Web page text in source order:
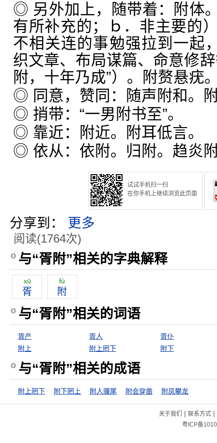
◎ 另外加上，随带着：附体
有所补充的；ｂ．非主要的
不相关连的事勉强拉到一起
织文章、布局谋篇、命意修
附，十年乃成”）。附赘悬疣
◎ 同意，赞同：随声附和。
◎ 捎带：“一男附书至”。
◎ 靠近：附近。附耳低言。
◎ 依从：依附。归附。趋炎
试试手机扫一扫
在你手机上继续浏览此页面
分享到： 更多
阅读(1764次)
与“胥附”相关的字典解释
xū
胥
fù
附
与“胥附”相关的词语
胥产 胥人
胥仆
附上
附上罔下 附下
与“胥附”相关的成语
附上罔下 附下罔上 附人骥尾 附会穿凿 附凤攀龙
关于我们 | 联系方式|
粤ICP备